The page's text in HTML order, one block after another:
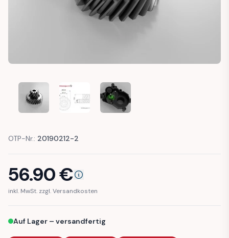
BMW E60 E61 F10 F11 G30 G31 GEAR B ELECTRIC
BMW E60 E61 F10 F11 G30 G31 GEAR B
BMW E60 E61 F10 F11 G30 G31
OTP-Nr.: 20190212-2
56.90€
inkl. MwSt. zzgl. Versandkosten
Auf Lager – versandfertig